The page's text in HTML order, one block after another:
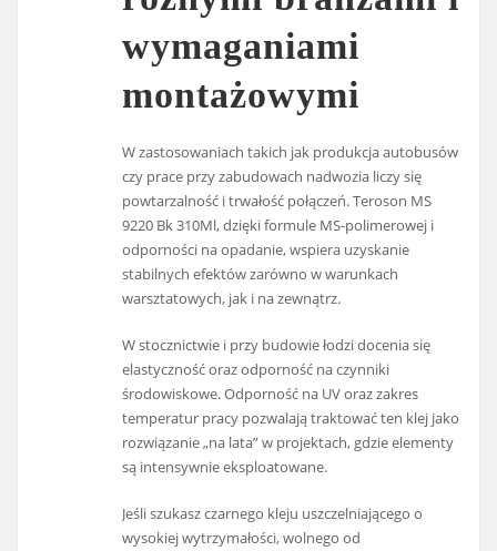
wymaganiami
montażowymi
W zastosowaniach takich jak produkcja autobusów
czy prace przy zabudowach nadwozia liczy się
powtarzalność i trwałość połączeń. Teroson MS
9220 Bk 310Ml, dzięki formule MS-polimerowej i
odporności na opadanie, wspiera uzyskanie
stabilnych efektów zarówno w warunkach
warsztatowych, jak i na zewnątrz.
W stocznictwie i przy budowie łodzi docenia się
elastyczność oraz odporność na czynniki
środowiskowe. Odporność na UV oraz zakres
temperatur pracy pozwalają traktować ten klej jako
rozwiązanie „na lata” w projektach, gdzie elementy
są intensywnie eksploatowane.
Jeśli szukasz czarnego kleju uszczelniającego o
wysokiej wytrzymałości, wolnego od